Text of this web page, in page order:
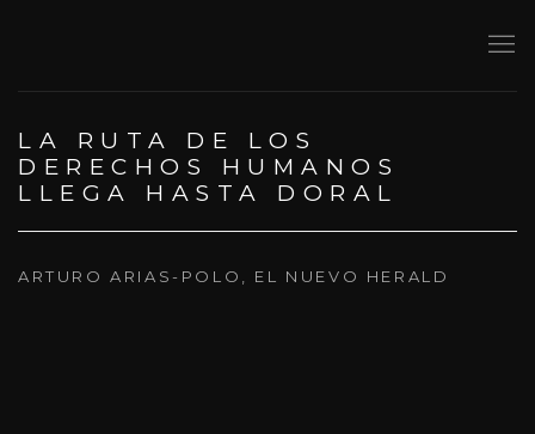
LA RUTA DE LOS
DERECHOS HUMANOS
LLEGA HASTA DORAL
ARTURO ARIAS-POLO, EL NUEVO HERALD